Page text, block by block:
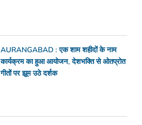
AURANGABAD : एक शाम शहीदों के नाम
कार्यक्रम का हुआ आयोजन, देशभक्ति से ओतप्रोत
गीतों पर झूम उठे दर्शक